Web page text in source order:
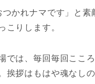
かれナマです」と素
こりします。
では、毎回毎回ここ
挨拶はもはや魂なし